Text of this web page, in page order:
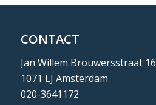
CONTACT
Jan Willem Brouwersstraat 16
1071 LJ Amsterdam
020-3641172